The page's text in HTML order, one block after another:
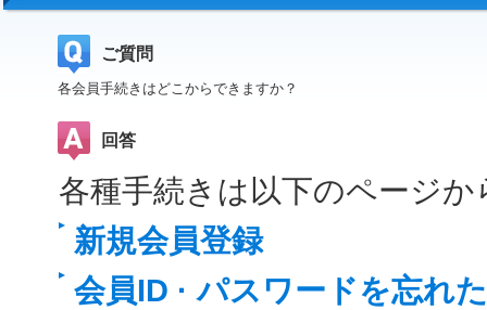
ご質問
各会員手続きはどこからできますか？
回答
各種手続きは以下のページ
新規会員登録
会員ID · パスワードを忘れ